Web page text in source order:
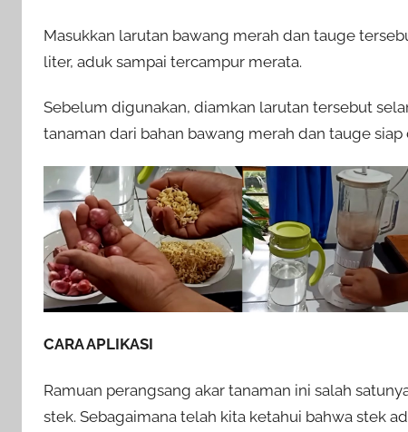
Masukkan larutan bawang merah dan tauge
liter, aduk sampai tercampur merata.
Sebelum digunakan, diamkan larutan tersebut
tanaman dari bahan bawang merah dan tauge siap
CARA APLIKASI
Ramuan perangsang akar tanaman ini salah
stek. Sebagaimana telah kita ketahui bahwa stek